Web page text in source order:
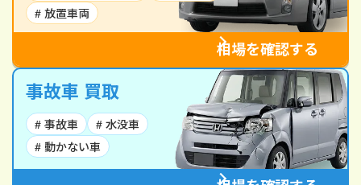
# 放置車両
相場を確認する
事故車 買取
# 事故車
# 水没車
# 動かない車